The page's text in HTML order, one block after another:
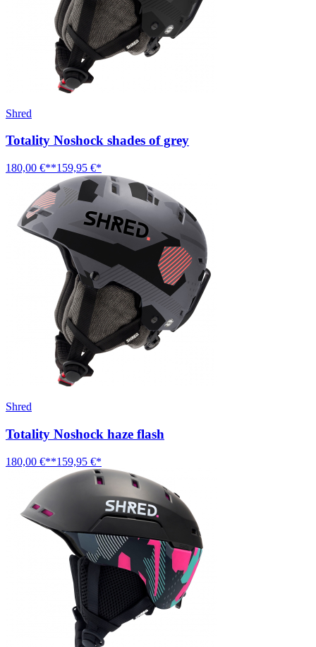
Shred
Totality Noshock shades of grey
180,00 €**159,95 €*
Shred
Totality Noshock haze flash
180,00 €**159,95 €*